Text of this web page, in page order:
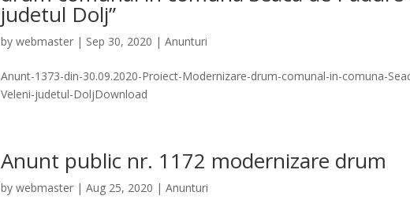
judetul Dolj”
bywebmaster | Sep 30, 2020 |Anunturi
Anunt-1373-din-30.09.2020-Proiect-Modernizare-drum-comunal-in-comuna-
Veleni-judetul-DoljDownload
Anunt public nr. 1172 modernizare drum
bywebmaster |Aug 25, 2020 |Anunturi